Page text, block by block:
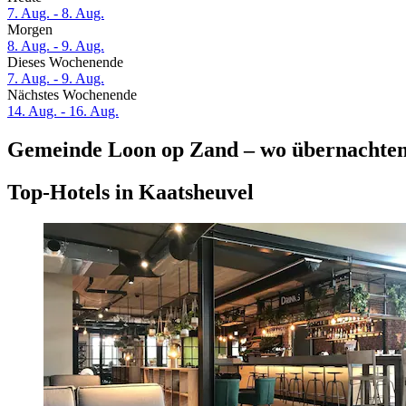
7. Aug. - 8. Aug.
Morgen
8. Aug. - 9. Aug.
Dieses Wochenende
7. Aug. - 9. Aug.
Nächstes Wochenende
14. Aug. - 16. Aug.
Gemeinde Loon op Zand – wo
Top-Hotels in Kaatsheuvel